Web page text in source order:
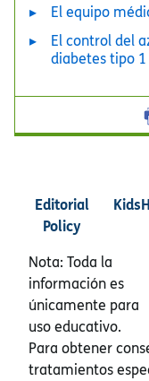
El equipo
El control del
diabetes tipo 1
Editorial
Policy
Nota: Toda la
información es
únicamente para
uso educativo.
Para obtener
tratamientos